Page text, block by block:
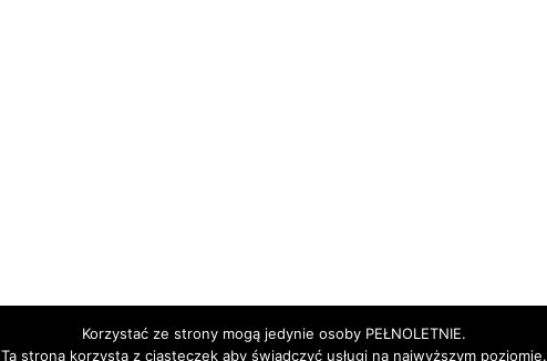
Godziny pracy Nasze alkohole Nasz Zespół
Korzystać ze strony mogą jedynie osoby PEŁNOLETNIE.
Ta strona korzysta z ciasteczek aby świadczyć usługi na najwyższym poziomie.